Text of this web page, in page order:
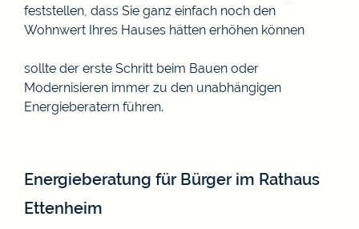
feststellen, dass Sie ganz einfach noch den
Wohnwert Ihres Hauses hätten erhöhen können
sollte der erste Schritt beim Bauen oder
Modernisieren immer zu den unabhängigen
Energieberatern führen.
Energieberatung für Bürger im Rathaus
Ettenheim